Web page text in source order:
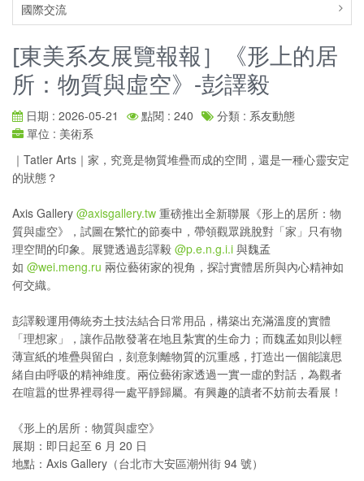
國際交流
[東美系友展覽報報］《形上的居
所：物質與虛空》-彭譯毅
日期 : 2026-05-21 點閱 : 240
分類 : 系友動態
單位 : 美術系
｜Tatler Arts｜家，究竟是物質堆疊而成的空間，還是一種心靈安定
的狀態？
Axis Gallery @axisgallery.tw 重磅推出全新聯展《形上的居所：物
質與虛空》，試圖在繁忙的節奏中，帶領觀眾跳脫對「家」只有物
理空間的印象。展覽透過彭譯毅 @p.e.n.g.i.i 與魏孟
如 @wei.meng.ru 兩位藝術家的視角，探討實體居所與內心精神如
何交織。
彭譯毅運用傳統夯土技法結合日常用品，構築出充滿溫度的實體
「理想家」，讓作品散發著在地且紮實的生命力；而魏孟如則以輕
薄宣紙的堆疊與留白，刻意剝離物質的沉重感，打造出一個能讓思
緒自由呼吸的精神維度。兩位藝術家透過一實一虛的對話，為觀者
在喧囂的世界裡尋得一處平靜歸屬。有興趣的讀者不妨前去看展！
《形上的居所：物質與虛空》
展期：即日起至 6 月 20 日
地點：Axis Gallery（台北市大安區潮州街 94 號）